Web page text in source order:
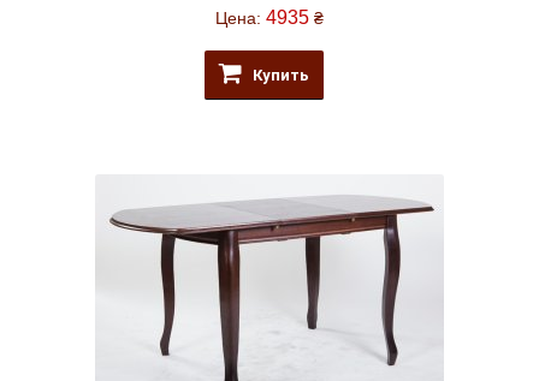
Цена: 4935 ₴
Купить